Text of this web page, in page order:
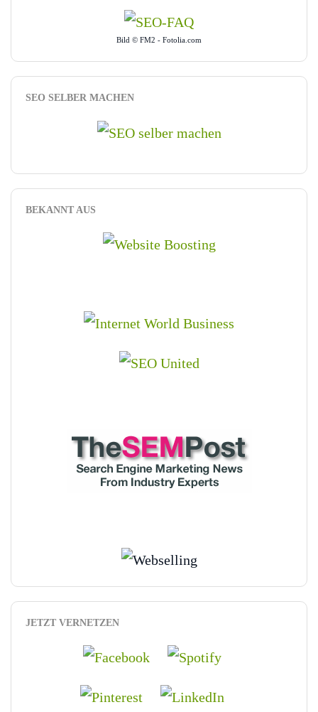
Bild © FM2 - Fotolia.com
SEO SELBER MACHEN
BEKANNT AUS
JETZT VERNETZEN